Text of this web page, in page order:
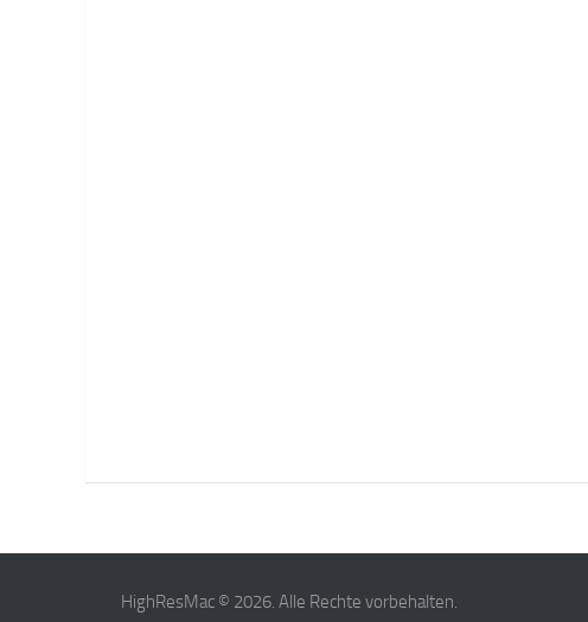
HighResMac © 2026. Alle Rechte vorbehalten.